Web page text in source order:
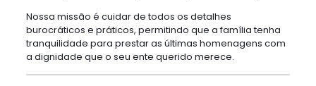
Nossa missão é cuidar de todos os detalhes
burocráticos e práticos, permitindo que a família tenha
tranquilidade para prestar as últimas homenagens com
a dignidade que o seu ente querido merece.